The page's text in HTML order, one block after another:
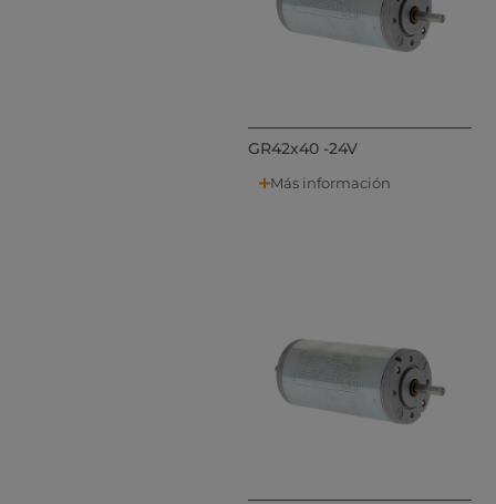
GR42x40 -24V
Más información